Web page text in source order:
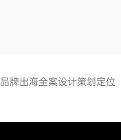
品牌出海全案设计策划定位